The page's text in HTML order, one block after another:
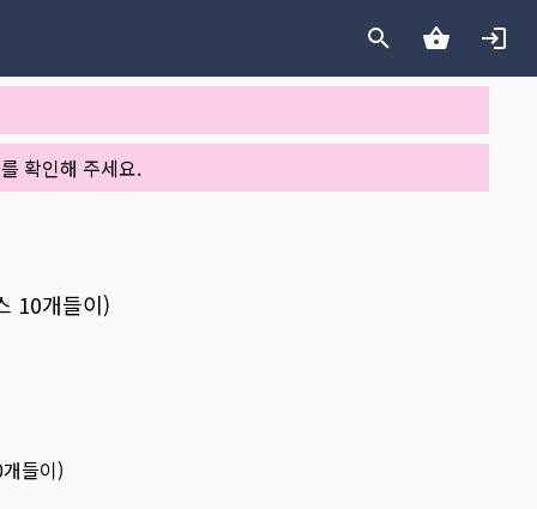
확인해 주세요.
10개들이)
들이)